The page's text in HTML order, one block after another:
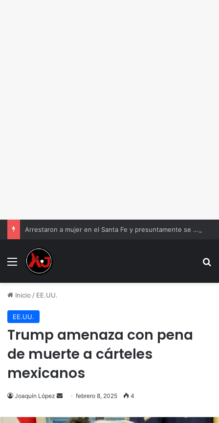
Arrestaron a mujer en el Santa Fe y presuntamente se burló; la exhibieron asustada
Menu
Inicio / EE.UU.
EE.UU.
Trump amenaza con pena
de muerte a cárteles
mexicanos
Joaquín López
Send
email
febrero 8, 2025 4